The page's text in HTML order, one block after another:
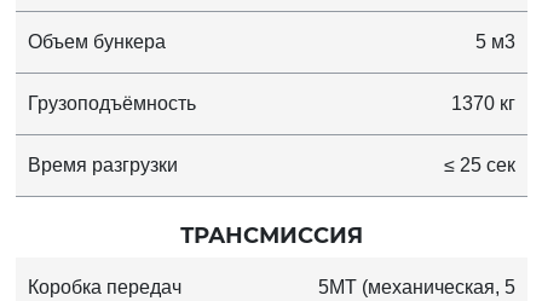
Объем бункера 5 м3
Грузоподъёмность 1370 кг
Время разгрузки ≤ 25 сек
ТРАНСМИССИЯ
Коробка передач
5MT (механическая, 5